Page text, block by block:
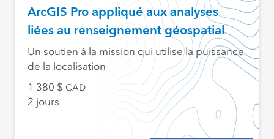
ArcGIS Pro appliqué aux analyses
liées au renseignement géospatial
Un soutien à la mission qui utilise la puissance
de la localisation
1 380
CAD
2 jours